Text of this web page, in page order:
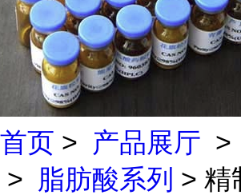
首页 > 产品展厅 >
> 脂肪酸系列 > 精